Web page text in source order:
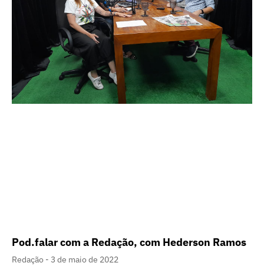
Pod.falar com a Redação, com Hederson Ramos
Redação
3 de maio de 2022